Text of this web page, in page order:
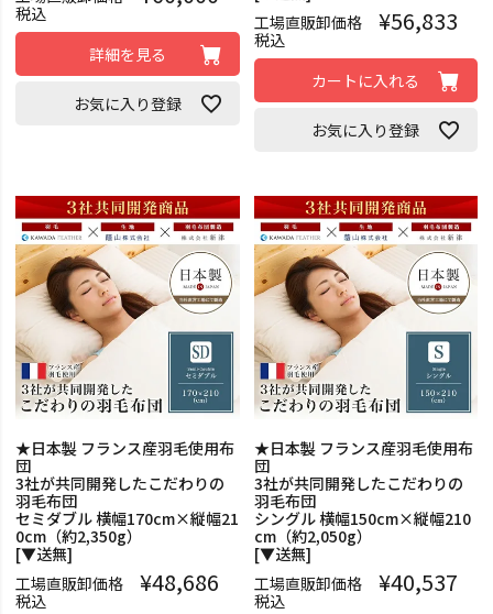
税込
詳細を見る
お気に入り登録
工場直販卸価格
¥56,833
税込
カートに入れる
お気に入り登録
★日本製 フランス産羽毛使用布
団
3社が共同開発したこだわりの
羽毛布団
セミダブル 横幅170cm×縦幅21
0cm（約2,350g）
[▼送無]
工場直販卸価格
¥48,686
税込
★日本製 フランス産羽毛使用布
団
3社が共同開発したこだわりの
羽毛布団
シングル 横幅150cm×縦幅210
cm（約2,050g）
[▼送無]
工場直販卸価格
¥40,537
税込